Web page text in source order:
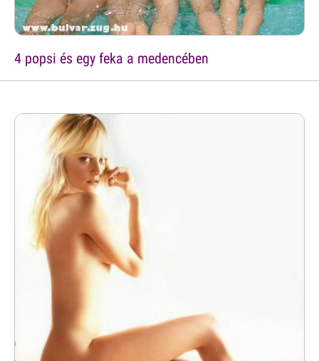
4 popsi és egy feka a medencében